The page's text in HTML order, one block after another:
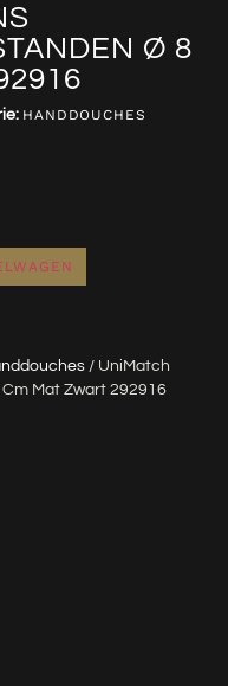
Ø 8
/ UniMatch
Mat Zwart 292916
HANDDOUCHES